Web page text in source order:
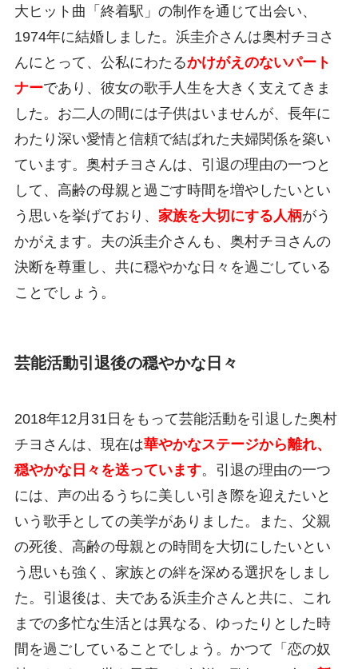
大ヒット曲「終着駅」の制作を通じて出会い、
1974年に結婚しました。浜圭介さんは奥村チヨさ
んにとって、公私にわたるかけがえのないパート
ナーであり、彼女の歌手人生を大きく支えてきま
した。お二人の間には子供はいませんが、長年に
わたり深い愛情と信頼で結ばれた夫婦関係を築い
ています。奥村チヨさんは、引退の理由の一つと
して、高齢の母親と過ごす時間を増やしたいとい
う思いを挙げており、 家族を大切にする人柄がう
かがえます。夫の浜圭介さんも、奥村チヨさんの
決断を尊重し、共に穏やかな日々を過ごしている
ことでしょう。
芸能活動引退後の穏やかな日々
2018年12月31日をもって芸能活動を引退した奥村
チヨさんは、現在は華やかなステージから離れ、
穏やかな日々を送っています。引退の理由の一つ
には、声の出るうちに美しい引き際を迎えたいと
いう歌手としての美学がありました。また、父親
の死後、高齢の母親との時間を大切にしたいとい
う思いも強く、家族との絆を深める選択をしまし
た。引退後は、夫である浜圭介さんと共に、これ
までの多忙な生活とは異なる、ゆったりとした時
間を過ごしていることでしょう。かつて「恋の奴